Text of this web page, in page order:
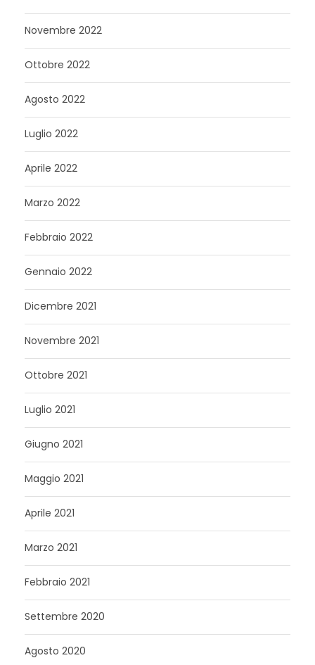
Novembre 2022
Ottobre 2022
Agosto 2022
Luglio 2022
Aprile 2022
Marzo 2022
Febbraio 2022
Gennaio 2022
Dicembre 2021
Novembre 2021
Ottobre 2021
Luglio 2021
Giugno 2021
Maggio 2021
Aprile 2021
Marzo 2021
Febbraio 2021
Settembre 2020
Agosto 2020